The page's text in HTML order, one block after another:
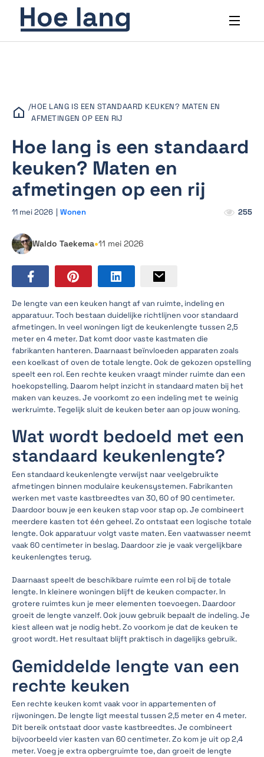
/HOE LANG IS EEN STANDAARD KEUKEN? MATEN EN
AFMETINGEN OP EEN RIJ
Hoe lang is een standaard
keuken? Maten en
afmetingen op een rij
11 mei 2026 | Wonen 255
Waldo Taekema•11 mei 2026
De lengte van een keuken hangt af van ruimte, indeling en
apparatuur. Toch bestaan duidelijke richtlijnen voor standaard
afmetingen. In veel woningen ligt de keukenlengte tussen 2,5
meter en 4 meter. Dat komt door vaste kastmaten die
fabrikanten hanteren. Daarnaast beïnvloeden apparaten zoals
een koelkast of oven de totale lengte. Ook de gekozen opstelling
speelt een rol. Een rechte keuken vraagt minder ruimte dan een
hoekopstelling. Daarom helpt inzicht in standaard maten bij het
maken van keuzes. Je voorkomt zo een indeling met te weinig
werkruimte. Tegelijk sluit de keuken beter aan op jouw woning.
Wat wordt bedoeld met een
standaard keukenlengte?
Een standaard keukenlengte verwijst naar veelgebruikte
afmetingen binnen modulaire keukensystemen. Fabrikanten
werken met vaste kastbreedtes van 30, 60 of 90 centimeter.
Daardoor bouw je een keuken stap voor stap op. Je combineert
meerdere kasten tot één geheel. Zo ontstaat een logische totale
lengte. Ook apparatuur volgt vaste maten. Een vaatwasser neemt
vaak 60 centimeter in beslag. Daardoor zie je vaak vergelijkbare
keukenlengtes terug.
Daarnaast speelt de beschikbare ruimte een rol bij de totale
lengte. In kleinere woningen blijft de keuken compacter. In
grotere ruimtes kun je meer elementen toevoegen. Daardoor
groeit de lengte vanzelf. Ook jouw gebruik bepaalt de indeling. Je
kiest alleen wat je nodig hebt. Zo voorkom je dat de keuken te
groot wordt. Het resultaat blijft praktisch in dagelijks gebruik.
Gemiddelde lengte van een
rechte keuken
Een rechte keuken komt vaak voor in appartementen of
rijwoningen. De lengte ligt meestal tussen 2,5 meter en 4 meter.
Dit bereik ontstaat door vaste kastbreedtes. Je combineert
bijvoorbeeld vier kasten van 60 centimeter. Zo kom je uit op 2,4
meter. Voeg je extra opbergruimte toe, dan groeit de lengte